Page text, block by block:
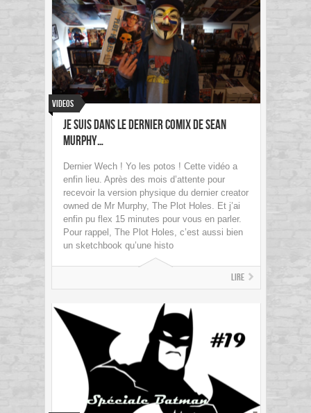
Videos
Je suis dans le dernier comix de Sean
Murphy…
Dernier Wech ! Yo les potos ! Cette vidéo a
enfin lieu. Après des mois d’attente pour
recevoir la version physique du dernier creator
owned de Mr Murphy, The Plot Holes. Et j’ai
enfin pu flex 15 minutes pour vous en parler.
Pour rappel, The Plot Holes, c’est aussi bien
un sketchbook qu’une histo
Lire